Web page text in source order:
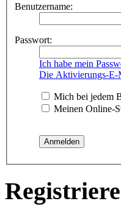
Benutzername:
Passwort:
Ich habe mein
Die Aktivierungs-E-
Mich bei jedem
Meinen Online-